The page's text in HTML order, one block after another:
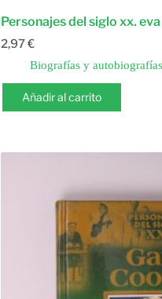
Personajes del siglo xx.
2,97€
Biografías y autobiografías
Añadir al carrito